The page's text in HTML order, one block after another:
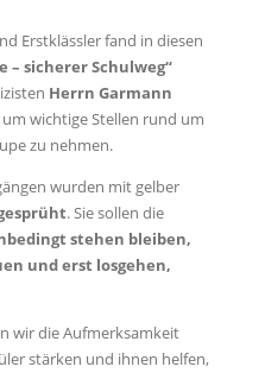
Erstklässler fand in diesen
– sicherer Schulweg“
Herrn Garmann
wichtige Stellen rund um
zu nehmen.
wurden mit gelber
. Sie sollen die
stehen bleiben,
und erst losgehen,
wir die Aufmerksamkeit
stärken und ihnen helfen,